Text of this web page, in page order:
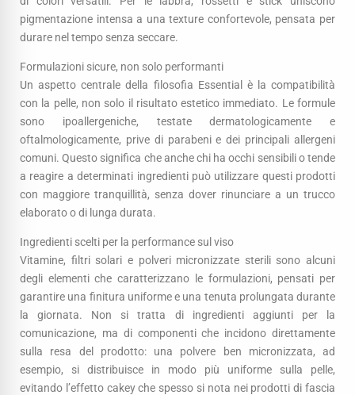
pigmentazione intensa a una texture confortevole, pensata per
durare nel tempo senza seccare.
Formulazioni sicure, non solo performanti
Un aspetto centrale della filosofia Essential è la compatibilità
con la pelle, non solo il risultato estetico immediato. Le formule
sono ipoallergeniche, testate dermatologicamente e
oftalmologicamente, prive di parabeni e dei principali allergeni
comuni. Questo significa che anche chi ha occhi sensibili o tende
a reagire a determinati ingredienti può utilizzare questi prodotti
con maggiore tranquillità, senza dover rinunciare a un trucco
elaborato o di lunga durata.
Ingredienti scelti per la performance sul viso
Vitamine, filtri solari e polveri micronizzate sterili sono alcuni
degli elementi che caratterizzano le formulazioni, pensati per
garantire una finitura uniforme e una tenuta prolungata durante
la giornata. Non si tratta di ingredienti aggiunti per la
comunicazione, ma di componenti che incidono direttamente
sulla resa del prodotto: una polvere ben micronizzata, ad
esempio, si distribuisce in modo più uniforme sulla pelle,
evitando l’effetto cakey che spesso si nota nei prodotti di fascia